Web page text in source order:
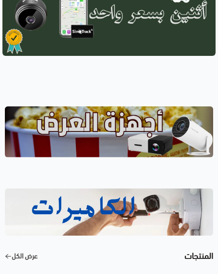
المنتجات عرض الكل